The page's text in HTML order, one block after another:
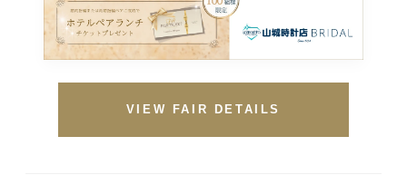
VIEW FAIR DETAILS